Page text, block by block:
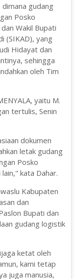
gudang
Posko
Wakil Bupati
(SIKAD), yang
Hidayat dan
sehingga
oleh Tim
yaitu M.
tertulis, Senin
dokumen
letak gudang
Posko
kata Dahar.
Kabupaten
dan
Bupati dan
gudang logistik
ketat oleh
kami tetap
juga manusia,